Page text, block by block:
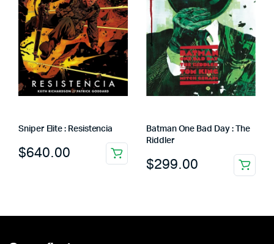
Sniper Elite : Resistencia
$640.00
Batman One Bad Day : The
Riddler
$299.00